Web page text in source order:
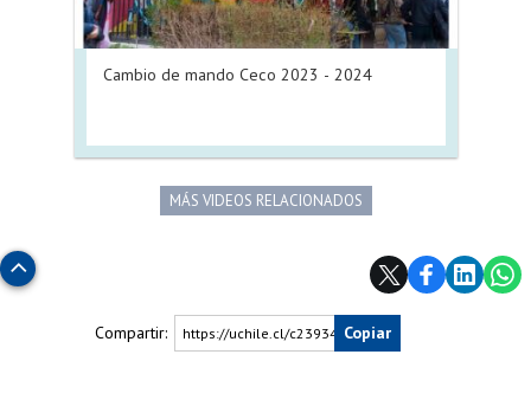
Cambio de mando Ceco 2023 - 2024
MÁS VIDEOS RELACIONADOS
Subir
Compartir: https://uchile.cl/c239340Copiar